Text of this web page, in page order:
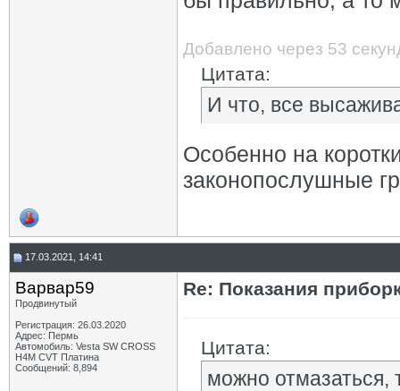
Добавлено через 53
Цитата:
И что, все
Особенно на
законопослушные
17.03.2021, 14:41
Варвар59
Продвинутый
Регистрация: 26.03.2020
Адрес: Пермь
Автомобиль: Vesta SW CROSS
H4M CVT Платина
Сообщений: 8,894
Re: Показания
Цитата:
можно отмазаться,